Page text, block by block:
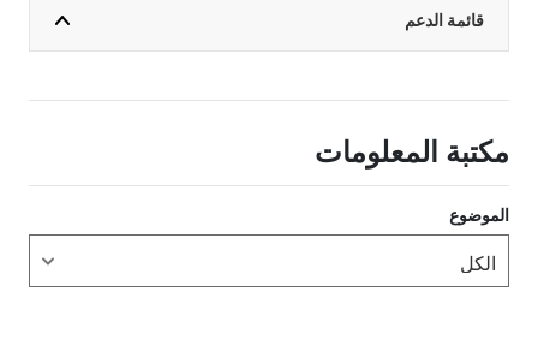
قائمة الدعم
مكتبة المعلومات
الموضوع